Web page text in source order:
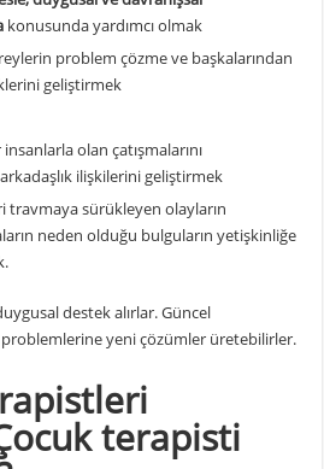
konusunda yardımcı olmak
problem çözme ve başkalarından
geliştirmek
olan çatışmalarını
ilişkilerini geliştirmek
travmaya sürükleyen olayların
neden olduğu bulguların yetişkinliğe
destek alırlar. Güncel
yeni çözümler üretebilirler.
terapisti